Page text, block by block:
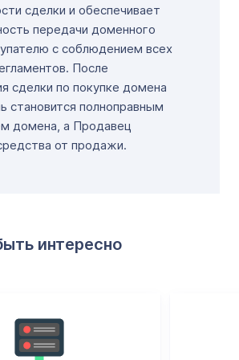
сделки и обеспечивает
передачи доменного
с соблюдением всех
После
сделки по покупке домена
становится полноправным
домена, а Продавец
от продажи.
интересно